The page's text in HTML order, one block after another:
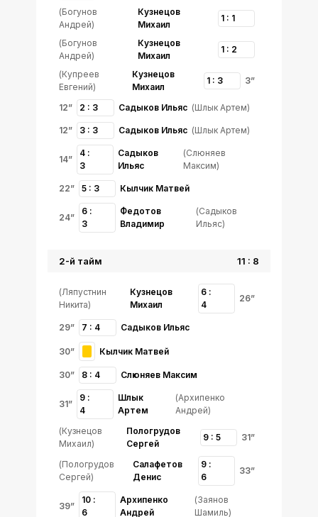
1 : 1
Кузнецов
Михаил
(Богунов
Андрей)
1 : 2
Кузнецов
Михаил
(Богунов
Андрей)
3”
1 : 3
Кузнецов
Михаил
(Купреев
Евгений)
12”
2 : 3 Садыков Ильяс (Шлык Артем)
12” 3 : 3 Садыков Ильяс (Шлык Артем)
14”
4 :
3
Садыков
Ильяс
(Слюняев
Максим)
22” 5 : 3 Кылчик Матвей
24”
6 :
3
Федотов
Владимир
(Садыков
Ильяс)
26”
6 :
4
Кузнецов
Михаил
(Ляпустнин
Никита)
29” 7 : 4 Садыков Ильяс
30” Кылчик Матвей
30” 8 : 4 Слюняев Максим
31”
9 :
4
Шлык
Артем
(Архипенко
Андрей)
31”
9 : 5
Пологрудов
Сергей
(Кузнецов
Михаил)
33”
9 :
6
Салафетов
Денис
(Пологрудов
Сергей)
39”
10 :
6
Архипенко
Андрей
(Заянов
Шамиль)
2-й тайм 11 : 8